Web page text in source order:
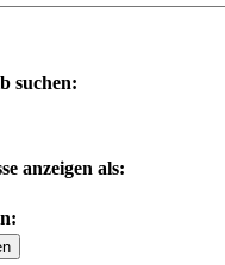
suchen:
anzeigen als: